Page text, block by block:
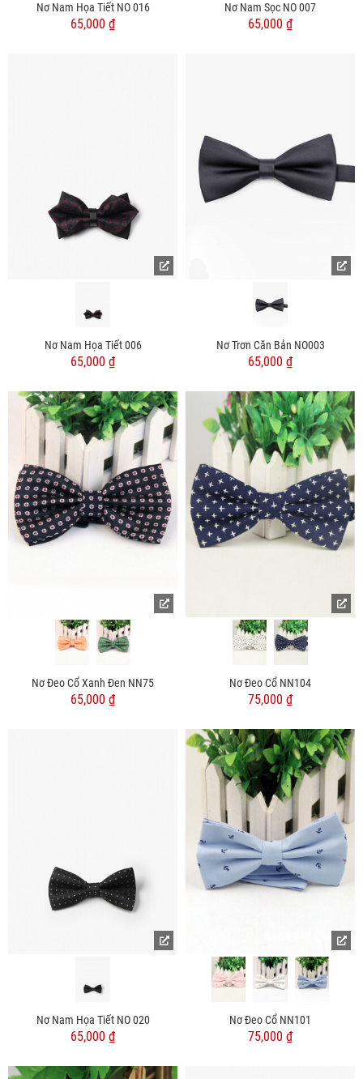
Nơ Nam Họa Tiết NO 016
65,000 ₫
Nơ Nam Sọc NO 007
65,000 ₫
Nơ Nam Họa Tiết 006
65,000 ₫
Nơ Trơn Căn Bản NO003
65,000 ₫
Nơ Đeo Cổ Xanh Đen NN75
65,000 ₫
Nơ Đeo Cổ NN104
75,000 ₫
Nơ Nam Họa Tiết NO 020
65,000 ₫
Nơ Đeo Cổ NN101
75,000 ₫